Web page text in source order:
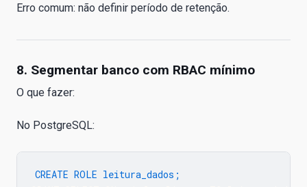
Erro comum: não definir período de retenção.
8. Segmentar banco com RBAC mínimo
O que fazer:
No PostgreSQL:
CREATE ROLE leitura_dados;